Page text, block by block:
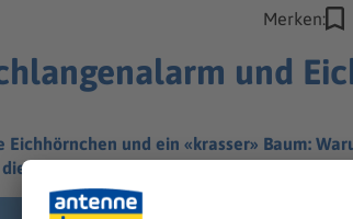
Merken:
und
Eichhörnchen und ein «krasser» Baum:
schwierig ist.